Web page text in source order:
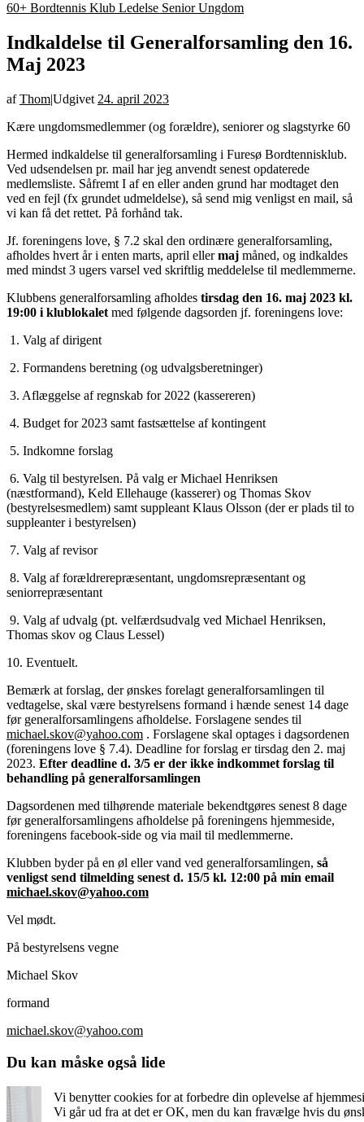
60+ Bordtennis Klub Ledelse Senior Ungdom
Indkaldelse til Generalforsamling den 16.
Maj 2023
afThom|Udgivet 24. april 2023
Kære ungdomsmedlemmer (og forældre), seniorer og slagstyrke 60
Hermed indkaldelse til generalforsamling i Furesø Bordtennisklub.
Ved udsendelsen pr. mail har jeg anvendt senest opdaterede
medlemsliste. Såfremt I af en eller anden grund har modtaget den
ved en fejl (fx grundet udmeldelse), så send mig venligst en mail, så
vi kan få det rettet. På forhånd tak.
Jf. foreningens love, § 7.2 skal den ordinære generalforsamling,
afholdes hvert år i enten marts, april ellermaj måned, og indkaldes
med mindst 3 ugers varsel ved skriftlig meddelelse til medlemmerne.
Klubbens generalforsamling afholdes tirsdag den 16. maj 2023 kl.
19:00 i klublokalet med følgende dagsorden jf. foreningens love:
1. Valg af dirigent
2. Formandens beretning (og udvalgsberetninger)
3. Aflæggelse af regnskab for 2022 (kassereren)
4. Budget for 2023 samt fastsættelse af kontingent
5. Indkomne forslag
6. Valg til bestyrelsen. På valg er Michael Henriksen
(næstformand), Keld Ellehauge (kasserer) og Thomas Skov
(bestyrelsesmedlem) samt suppleant Klaus Olsson (der er plads til to
suppleanter i bestyrelsen)
7. Valg af revisor
8. Valg af forældrerepræsentant, ungdomsrepræsentant og
seniorrepræsentant
9. Valg af udvalg (pt. velfærdsudvalg ved Michael Henriksen,
Thomas skov og Claus Lessel)
10. Eventuelt.
Bemærk at forslag, der ønskes forelagt generalforsamlingen til
vedtagelse, skal være bestyrelsens formand i hænde senest 14 dage
før generalforsamlingens afholdelse. Forslagene sendes til
michael.skov@yahoo.com . Forslagene skal optages i dagsordenen
(foreningens love § 7.4). Deadline for forslag er tirsdag den 2. maj
2023. Efter deadline d. 3/5 er der ikke indkommet forslag til
behandling på generalforsamlingen
Dagsordenen med tilhørende materiale bekendtgøres senest 8 dage
før generalforsamlingens afholdelse på foreningens hjemmeside,
foreningens facebook-side og via mail til medlemmerne.
Klubben byder på en øl eller vand ved generalforsamlingen, så
venligst send tilmelding senest d. 15/5 kl. 12:00 på min email
michael.skov@yahoo.com
Vel mødt.
På bestyrelsens vegne
Michael Skov
formand
michael.skov@yahoo.com
Du kan måske også lide
Vi benytter cookies for at forbedre din oplevelse af
Vi går ud fra at det er OK, men du kan fravælge hvis du